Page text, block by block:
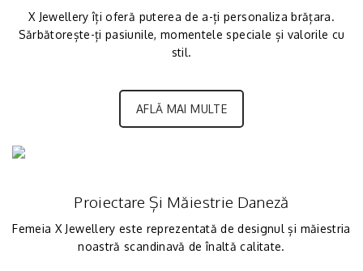
X Jewellery îți oferă puterea de a-ți personaliza brățara.
Sărbătorește-ți pasiunile, momentele speciale și valorile cu
stil.
AFLĂ MAI MULTE
Proiectare Și Măiestrie Daneză
Femeia X Jewellery este reprezentată de designul și măiestria
noastră scandinavă de înaltă calitate.